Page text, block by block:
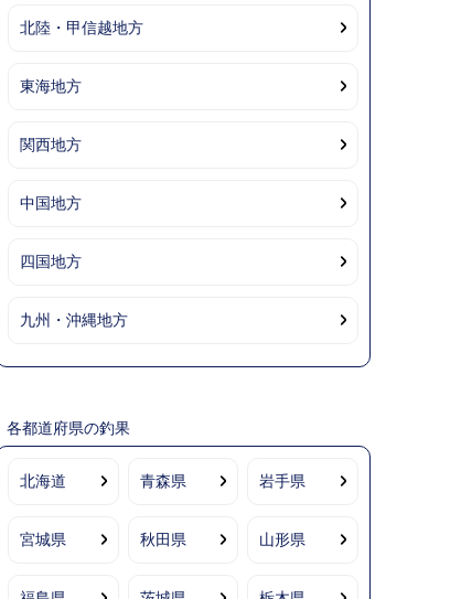
12 時 13 時 14 時 15 時 16 時 17 時 18 時
北陸・甲信越地方
東海地方
関西地方
中国地方
四国地方
九州・沖縄地方
各都道府県の釣果
北海道 青森県 岩手県
宮城県 秋田県 山形県